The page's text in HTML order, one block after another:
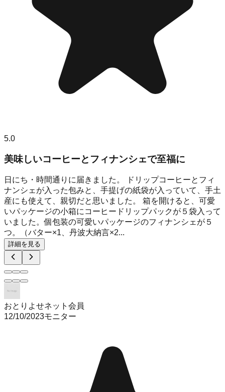
5.0
美味しいコーヒーとフィナンシェで至福に
日にち・時間通りに届きました。 ドリップコーヒーとフィ
ナンシェが入った包みと、手提げの紙袋が入っていて、手土
産にも使えて、親切だと思いました。 箱を開けると、可愛
いパッケージの小箱にコーヒードリップパックが５袋入って
いました。個包装の可愛いパッケージのフィナンシェが５
つ。（バター×1、丹波大納言×2...
詳細を見る
おとりよせネット会員
12/10/2023モニター